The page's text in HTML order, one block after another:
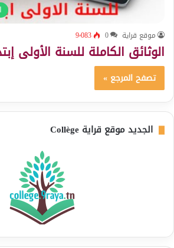
موقع قراية 0 9٬083
الوثائق الكاملة للسنة الأولى
تصفح المرجع »
الجديد موقع قراية Collège